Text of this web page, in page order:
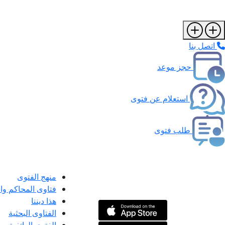
اتصل بنا
حجز موعد
استعلام عن فتوى
طلب فتوى
منهج الفتوى
فتاوى المحاكم
هذا ديننا
الفتاوى البحثية